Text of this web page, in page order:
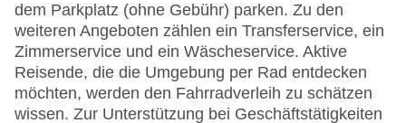
dem Parkplatz (ohne Gebühr) parken. Zu den
weiteren Angeboten zählen ein Transferservice, ein
Zimmerservice und ein Wäscheservice. Aktive
Reisende, die die Umgebung per Rad entdecken
möchten, werden den Fahrradverleih zu schätzen
wissen. Zur Unterstützung bei Geschäftstätigkeiten